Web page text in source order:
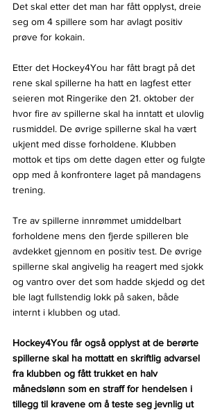
Det skal etter det man har fått opplyst, dreie
seg om 4 spillere som har avlagt positiv
prøve for kokain.
Etter det Hockey4You har fått bragt på det
rene skal spillerne ha hatt en lagfest etter
seieren mot Ringerike den 21. oktober der
hvor fire av spillerne skal ha inntatt et ulovlig
rusmiddel. De øvrige spillerne skal ha vært
ukjent med disse forholdene. Klubben
mottok et tips om dette dagen etter og fulgte
opp med å konfrontere laget på mandagens
trening.
Tre av spillerne innrømmet umiddelbart
forholdene mens den fjerde spilleren ble
avdekket gjennom en positiv test. De øvrige
spillerne skal angivelig ha reagert med sjokk
og vantro over det som hadde skjedd og det
ble lagt fullstendig lokk på saken, både
internt i klubben og utad.
Hockey4You får også opplyst at de berørte
spillerne skal ha mottatt en skriftlig advarsel
fra klubben og fått trukket en halv
månedslønn som en straff for hendelsen i
tillegg til kravene om å teste seg jevnlig ut